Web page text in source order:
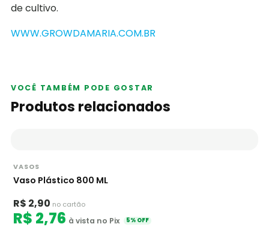
de cultivo.
WWW.GROWDAMARIA.COM.BR
VOCÊ TAMBÉM PODE GOSTAR
Produtos relacionados
VASOS
Vaso Plástico 800 ML
R$ 2,90 no cartão
R$ 2,76 à vista no Pix 5% OFF